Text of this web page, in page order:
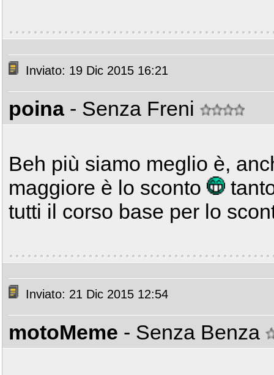
Inviato: 19 Dic 2015 16:21
poina - Senza Freni
Beh più siamo meglio è,
maggiore è lo sconto
tutti il corso base per lo
Inviato: 21 Dic 2015 12:54
motoMeme - Senza Benza